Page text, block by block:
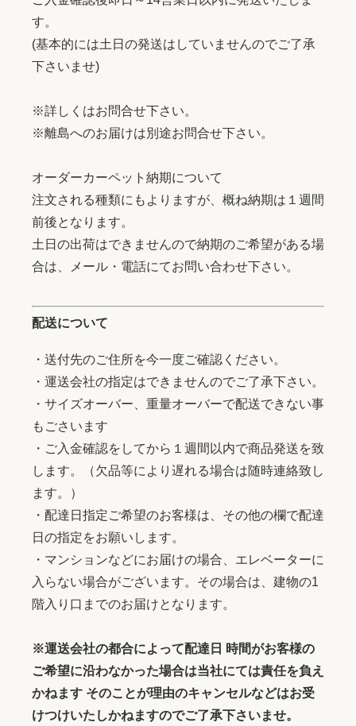
す。
(基本的には土日の発送はしていませんのでご了承
下さいませ)
※詳しくはお問合せ下さい。
※離島へのお届けは別途お問合せ下さい。
オーダーカーペット納期について
注文される種類にもよりますが、概ね納期は１週間
前後となります。
土日の出荷はできませんので納期のご希望がある場
合は、メール・電話にてお問い合わせ下さい。
配送について
・送付先のご住所を今一度ご確認ください。
・運送会社の指定はできませんのでご了承下さい。
・サイズオーバー、重量オーバーで配送できない事
もごさいます
・ご入金確認をしてから１週間以内で商品発送を致
します。（欠品等により遅れる場合は随時連絡致し
ます。）
・配達日指定ご希望のお客様は、その他の欄で配達
日の指定をお願いします。
・マンションなどにお届けの場合、エレベーターに
入らない場合がございます。その場合は、建物の1
階入り口までのお届けとなります。
※運送会社の都合によって配達日 時間がお客様の
ご希望に沿わなかった場合は当社にては責任を負え
かねます そのことが理由のキャンセルなどはお受
けつけいたしかねますのでご了承下さいませ。